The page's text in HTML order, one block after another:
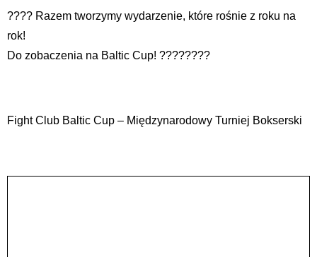
???? Razem tworzymy wydarzenie, które rośnie z roku na
rok!
Do zobaczenia na Baltic Cup! ????????
Fight Club Baltic Cup – Międzynarodowy Turniej Bokserski